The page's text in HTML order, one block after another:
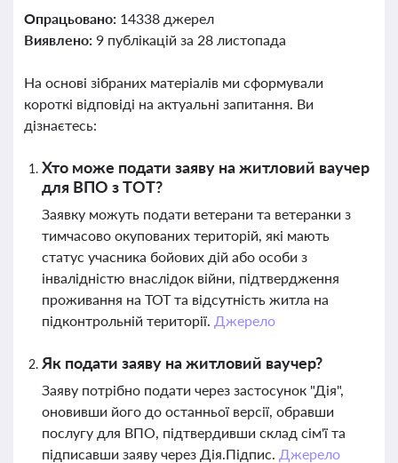
Опрацьовано: 14338 джерел
Виявлено: 9 публікацій за 28 листопада
На основі зібраних матеріалів ми сформували
короткі відповіді на актуальні запитання. Ви
дізнаєтесь:
Хто може подати заяву на житловий ваучер
для ВПО з ТОТ?
Заявку можуть подати ветерани та ветеранки з
тимчасово окупованих територій, які мають
статус учасника бойових дій або особи з
інвалідністю внаслідок війни, підтвердження
проживання на ТОТ та відсутність житла на
підконтрольній території. Джерело
Як подати заяву на житловий ваучер?
Заяву потрібно подати через застосунок "Дія",
оновивши його до останньої версії, обравши
послугу для ВПО, підтвердивши склад сім'ї та
підписавши заяву через Дія.Підпис. Джерело